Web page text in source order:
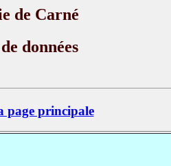
de Carné
données
page principale